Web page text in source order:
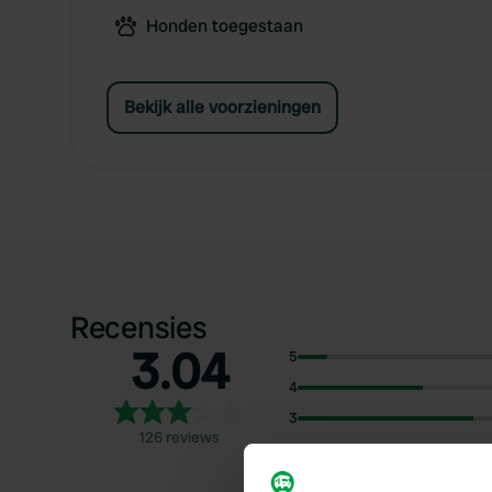
Honden toegestaan
Bekijk alle voorzieningen
Recensies
3.04
126 reviews
5
4
3
2
1